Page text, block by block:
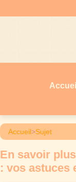
Accueil
Accueil>Sujet
En savoir
: vos astuces